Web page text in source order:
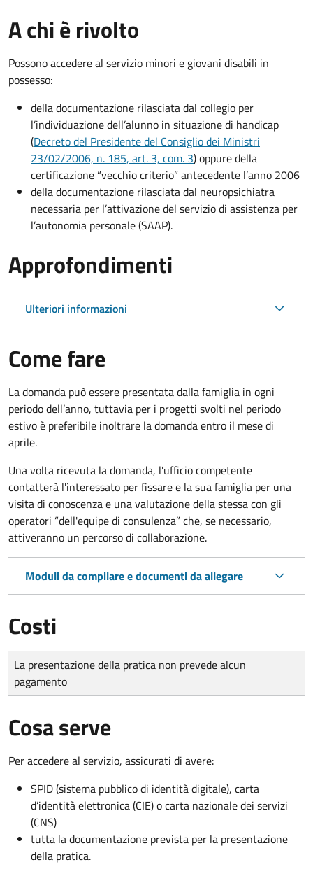
A chi è rivolto
Possono accedere al servizio minori e giovani disabili in
possesso:
della documentazione rilasciata dal collegio per
l’individuazione dell’alunno in situazione di handicap
(Decreto del Presidente del Consiglio dei Ministri
23/02/2006, n. 185, art. 3, com. 3) oppure della
certificazione “vecchio criterio” antecedente l’anno 2006
della documentazione rilasciata dal neuropsichiatra
necessaria per l’attivazione del servizio di assistenza per
l’autonomia personale (SAAP).
Approfondimenti
Ulteriori informazioni
Come fare
La domanda può essere presentata dalla famiglia in ogni
periodo dell’anno, tuttavia per i progetti svolti nel periodo
estivo è preferibile inoltrare la domanda entro il mese di
aprile.
Una volta ricevuta la domanda, l'ufficio competente
contatterà l'interessato per fissare e la sua famiglia per una
visita di conoscenza e una valutazione della stessa con gli
operatori “dell'equipe di consulenza” che, se necessario,
attiveranno un percorso di collaborazione.
Moduli da compilare e documenti da allegare
Costi
Tipo di pagamento
Importo
La presentazione della pratica non prevede alcun
pagamento
Cosa serve
Per accedere al servizio, assicurati di avere:
SPID (sistema pubblico di identità digitale), carta
d’identità elettronica (CIE) o carta nazionale dei servizi
(CNS)
tutta la documentazione prevista per la presentazione
della pratica.